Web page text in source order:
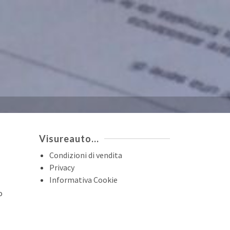
Visureauto…
Condizioni di vendita
Privacy
Informativa Cookie